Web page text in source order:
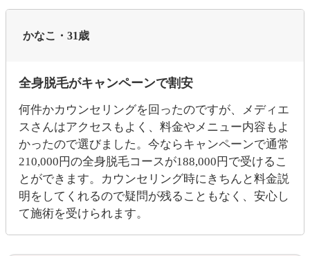
かなこ・31歳
全身脱毛がキャンペーンで割安
何件かカウンセリングを回ったのですが、メディエ
スさんはアクセスもよく、料金やメニュー内容もよ
かったので選びました。今ならキャンペーンで通常
210,000円の全身脱毛コースが188,000円で受けるこ
とができます。カウンセリング時にきちんと料金説
明をしてくれるので疑問が残ることもなく、安心し
て施術を受けられます。